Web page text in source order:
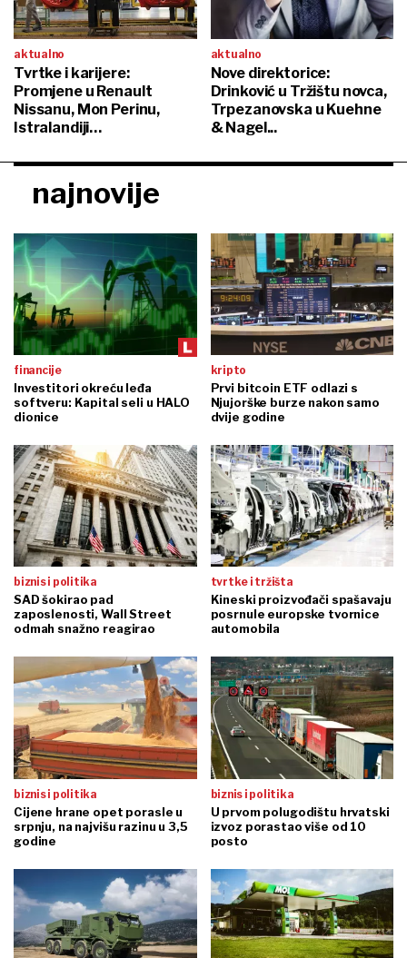
aktualno
Tvrtke i karijere:
Promjene u Renault
Nissanu, Mon Perinu,
Istralandiji…
aktualno
Nove direktorice:
Drinković u Tržištu novca,
Trpezanovska u Kuehne
& Nagel...
najnovije
financije
Investitori okreću leđa
softveru: Kapital seli u HALO
dionice
kripto
Prvi bitcoin ETF odlazi s
Njujorške burze nakon samo
dvije godine
biznis i politika
SAD šokirao pad
zaposlenosti, Wall Street
odmah snažno reagirao
tvrtke i tržišta
Kineski proizvođači spašavaju
posrnule europske tvornice
automobila
biznis i politika
Cijene hrane opet porasle u
srpnju, na najvišu razinu u 3,5
godine
biznis i politika
U prvom polugodištu hrvatski
izvoz porastao više od 10
posto